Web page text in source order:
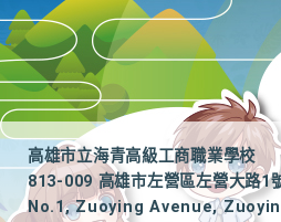
高雄市立海青高級工商職業學校
813-009 高雄市左營區左營大路1
No.1, Zuoying Avenue,